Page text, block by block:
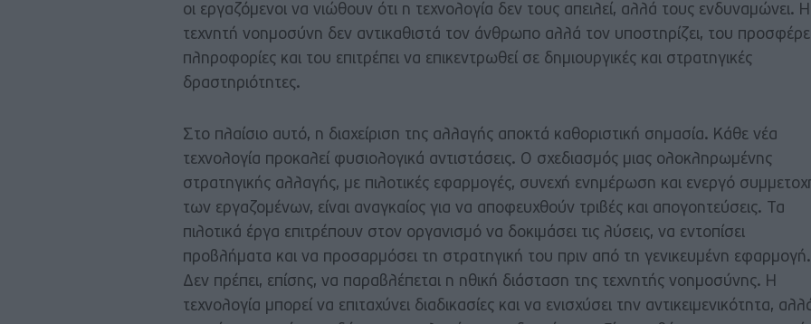
οι εργαζόμενοι να νιώθουν ότι η τεχνολογία δεν τους απειλεί, αλλά τους ενδυναμώνει. Η
τεχνητή νοημοσύνη δεν αντικαθιστά τον άνθρωπο αλλά τον υποστηρίζει, του
πληροφορίες και του επιτρέπει να επικεντρωθεί σε δημιουργικές και στρατηγικές
δραστηριότητες.
Στο πλαίσιο αυτό, η διαχείριση της αλλαγής αποκτά καθοριστική σημασία. Κάθε νέα
τεχνολογία προκαλεί φυσιολογικά αντιστάσεις. Ο σχεδιασμός μιας ολοκληρωμένης
στρατηγικής αλλαγής, με πιλοτικές εφαρμογές, συνεχή ενημέρωση και ενεργό
των εργαζομένων, είναι αναγκαίος για να αποφευχθούν τριβές και απογοητεύσεις. Τα
πιλοτικά έργα επιτρέπουν στον οργανισμό να δοκιμάσει τις λύσεις, να εντοπίσει
προβλήματα και να προσαρμόσει τη στρατηγική του πριν από τη γενικευμένη εφαρμογή.
Δεν πρέπει, επίσης, να παραβλέπεται η ηθική διάσταση της τεχνητής νοημοσύνης. Η
τεχνολογία μπορεί να επιταχύνει διαδικασίες και να ενισχύσει την αντικειμενικότητα,